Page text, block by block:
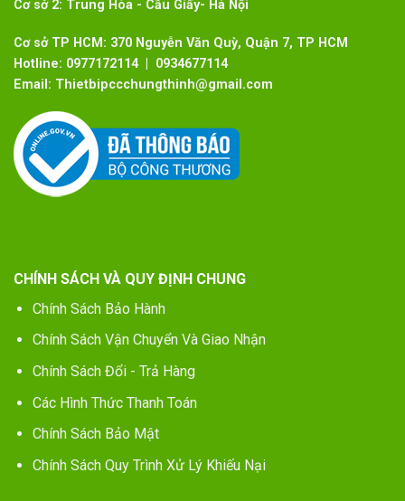
Cơ sở 2: Trung Hòa - Cầu Giấy- Hà Nội
Cơ sở TP HCM: 370 Nguyễn Văn Quỳ, Quận 7, TP HCM
Hotline: 0977172114 | 0934677114
Email: Thietbipccchungthinh@gmail.com
CHÍNH SÁCH VÀ QUY ĐỊNH CHUNG
Chính Sách Bảo Hành
Chính Sách Vận Chuyển Và Giao Nhận
Chính Sách Đổi - Trả Hàng
Các Hình Thức Thanh Toán
Chính Sách Bảo Mật
Chính Sách Quy Trình Xử Lý Khiếu Nại